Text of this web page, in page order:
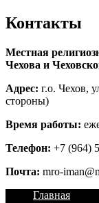
Контакты
Местная
Чехова и
Адрес: г.о. Чехов,
стороны)
Время работы:
Телефон: +7 (964)
Почта: mro-
Главная